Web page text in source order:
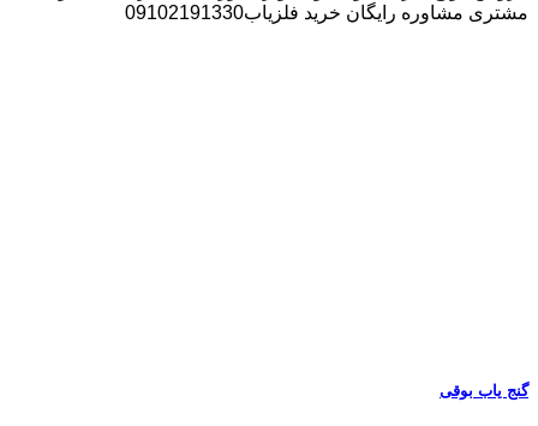
مشتری مشاوره رایگان خرید فلزیاب09102191330
گنج یاب بوقی